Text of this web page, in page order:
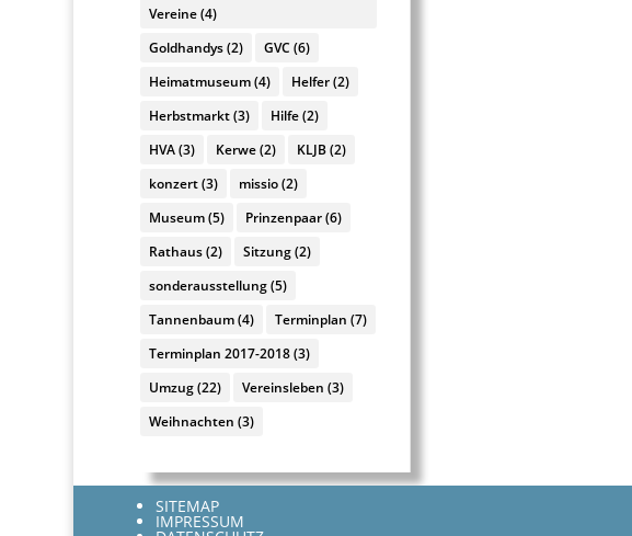
Vereine(4)
Goldhandys(2) GVC (6)
Heimatmuseum(4) Helfer(2)
Herbstmarkt(3) Hilfe(2)
HVA(3) Kerwe(2) KLJB(2)
konzert(3) missio(2)
Museum(5) Prinzenpaar(6)
Rathaus(2) Sitzung(2)
sonderausstellung(5)
Tannenbaum(4) Terminplan (7)
Terminplan 2017-2018(3)
Umzug(22) Vereinsleben (3)
Weihnachten (3)
SITEMAP
IMPRESSUM